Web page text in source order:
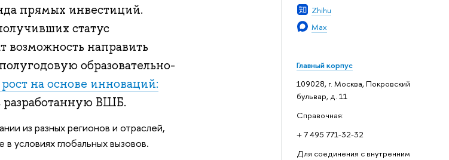
Zhihu
Max
Главный корпус
109028, г. Москва, Покровский
бульвар, д. 11
Справочная:
+ 7 495 771-32-32
Для соединения с внутренним
прямых инвестиций.
статус
направить
образовательно-
на основе инноваций:
разработанную ВШБ.
из разных регионов и отраслей,
условиях глобальных вызовов.